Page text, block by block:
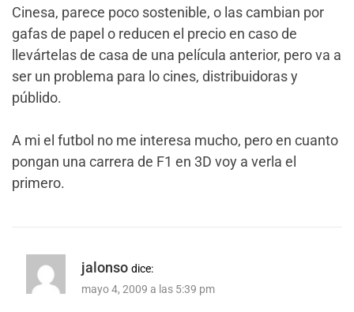
Cinesa, parece poco sostenible, o las cambian por
gafas de papel o reducen el precio en caso de
llevártelas de casa de una película anterior, pero va a
ser un problema para lo cines, distribuidoras y
públido.
A mi el futbol no me interesa mucho, pero en cuanto
pongan una carrera de F1 en 3D voy a verla el
primero.
jalonso dice:
mayo 4, 2009 a las 5:39 pm